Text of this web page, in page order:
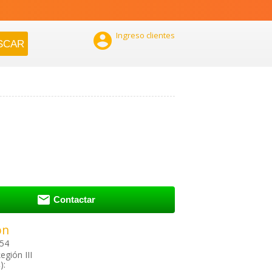
 Ingreso clientes
 Contactar
III